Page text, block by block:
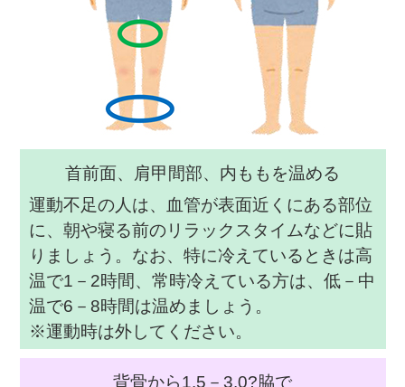
首前面、肩甲間部、内ももを温める
運動不足の人は、血管が表面近くにある部位
に、朝や寝る前のリラックスタイムなどに貼
りましょう。なお、特に冷えているときは高
温で1－2時間、常時冷えている方は、低－中
温で6－8時間は温めましょう。
※運動時は外してください。
背骨から1.5－3.0?脇で